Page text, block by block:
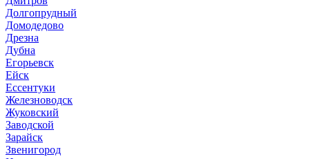
Долгопрудный
Домодедово
Дрезна
Дубна
Егорьевск
Ейск
Ессентуки
Железноводск
Жуковский
Заводской
Зарайск
Звенигород